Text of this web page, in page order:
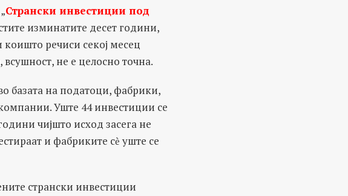
Странски инвестиции под
изминатите десет години,
речиси секој месец
не е целосно точна.
базата на податоци, фабрики,
Уште 44 инвестиции се
чијшто исход засега не
и фабриките сѐ уште се
странски инвестиции